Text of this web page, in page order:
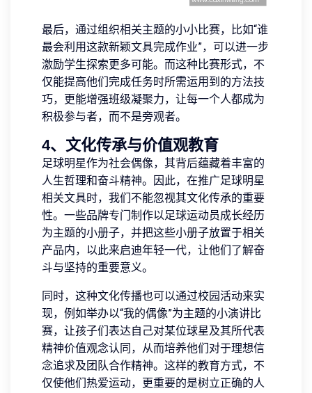
最后，通过组织相关主题的小小比赛，比如“谁
最会利用这款新颖文具完成作业”，可以进一步
激励学生探索更多可能。而这种比赛形式，不
仅能提高他们完成任务时所需运用到的方法技
巧，更能增强班级凝聚力，让每一个人都成为
积极参与者，而不是旁观者。
4、文化传承与价值观教育
足球明星作为社会偶像，其背后蕴藏着丰富的
人生哲理和奋斗精神。因此，在推广足球明星
相关文具时，我们不能忽视其文化传承的重要
性。一些品牌专门制作以足球运动员成长经历
为主题的小册子，并把这些小册子放置于相关
产品内，以此来启迪年轻一代，让他们了解奋
斗与坚持的重要意义。
同时，这种文化传播也可以通过校园活动来实
现，例如举办以“我的偶像”为主题的小演讲比
赛，让孩子们表达自己对某位球星及其所代表
精神价值观念认同，从而培养他们对于理想信
念追求及团队合作精神。这样的教育方式，不
仅使他们热爱运动，更重要的是树立正确的人